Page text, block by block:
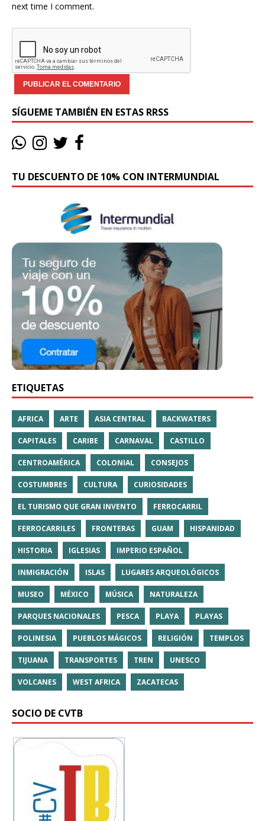
next time I comment.
SÍGUEME TAMBIÉN EN ESTAS RRSS
TU DESCUENTO DE 10% CON INTERMUNDIAL
ETIQUETAS
AFRICA ARTE ASIA CENTRAL BACKWATERS
CAPITALES CARIBE CARNAVAL CASTILLO
CENTROAMÉRICA COLONIAL CONSEJOS
COSTUMBRES CULTURA CURIOSIDADES
EL TURISMO QUE GRAN INVENTO FERROCARRIL
FERROCARRILES FRONTERAS GUAM HISPANIDAD
HISTORIA IGLESIAS IMPERIO ESPAÑOL
INMIGRACIÓN ISLAS LUGARES ARQUEOLÓGICOS
MUSEO MÉXICO MÚSICA NATURALEZA
PARQUES NACIONALES PESCA PLAYA PLAYAS
POLINESIA PUEBLOS MÁGICOS RELIGIÓN TEMPLOS
TIJUANA TRANSPORTES TREN UNESCO
VOLCANES WEST AFRICA ZACATECAS
SOCIO DE CVTB